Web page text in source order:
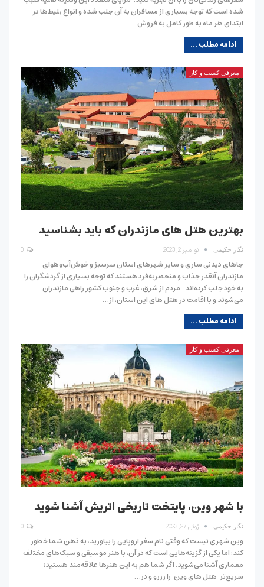
شده‌ است که توجه بسیاری از مسافران به آن جلب شده و انواع بلیط‌ها در
ابتدای هر ماه به طور کامل به فروش…
ادامه مطلب ...
معرفی کسب و کار
بهترین هتل های مازندران که باید بشناسید
نگار حکیمی نوامبر 2, 2023
جاهای دیدنی ساری و سایر شهرهای استان سرسبز و خوش‌آب‌وهوای
مازندران آنقدر جذاب و منحصربه‌فرد هستند که توجه بسیاری از گردشگران را
به خود جلب کرده‌اند. مردم از شرق، غرب و جنوب کشور راهی مازندران
می‌شوند و با اقامت در هتل‌ های این استان، از…
ادامه مطلب ...
معرفی کسب و کار
با شهر وین، پایتخت تاریخی اتریش آشنا شوید
نگار حکیمی ژوئن 27, 2023
وین شهری نیست که وقتی نام سفر اروپایی را بیاورید، به ذهن شما خطور
کند؛ اما یکی از گزینه‌هایی است که در آن، با هنر موسیقی و سبک‌های مختلف
معماری آشنا می‌شوید. اگر شما هم به این هنرها علاقه‌مند هستید؛
سریع‌تر هتل های وین را رزرو و در…